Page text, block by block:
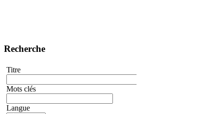
Recherche
Titre
Mots clés
Langue